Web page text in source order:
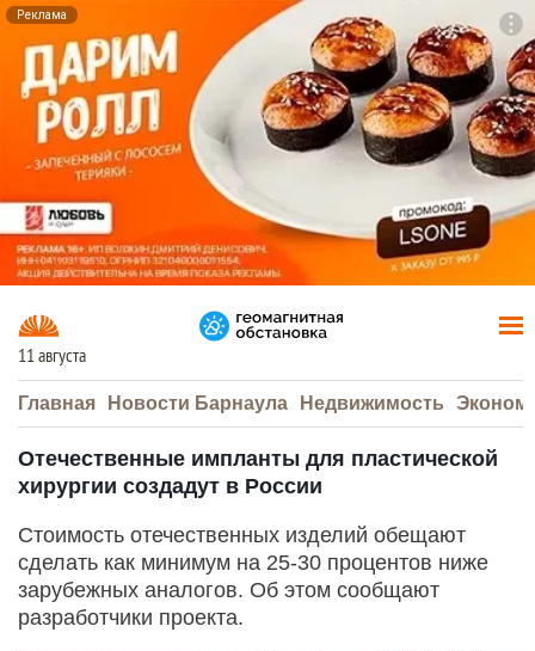
Реклама
11 августа
Главная Новости Барнаула Недвижимость
Отечественные импланты для пластической
хирургии создадут в России
Стоимость отечественных изделий обещают
сделать как минимум на 25-30 процентов ниже
зарубежных аналогов. Об этом сообщают
разработчики проекта.